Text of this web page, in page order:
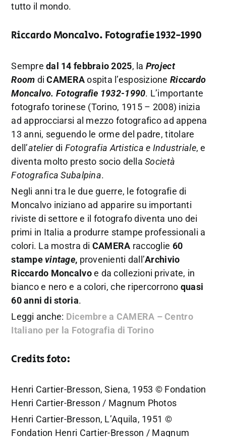
tutto il mondo.
Riccardo Moncalvo. Fotografie 1932-1990
Sempredal 14 febbraio 2025, la Project
Room diCAMERAospita l’esposizioneRiccardo
Moncalvo. Fotografie 1932-1990. L’importante
fotografo torinese (Torino, 1915 – 2008) inizia
ad approcciarsi al mezzo fotografico ad appena
13 anni, seguendo le orme del padre, titolare
dell’atelierdi Fotografia Artistica e Industriale, e
diventa molto presto socio dellaSocietà
Fotografica Subalpina.
Negli anni tra le due guerre, le fotografie di
Moncalvo iniziano ad apparire su importanti
riviste di settore e il fotografo diventa uno dei
primi in Italia a produrre stampe professionali a
colori. La mostra di CAMERA raccoglie 60
stampevintage, provenienti dall’Archivio
Riccardo Moncalvoe da collezioni private, in
bianco e nero e a colori, che ripercorrono quasi
60 anni di storia.
Leggi anche: Dicembre a CAMERA – Centro
Italiano per la Fotografia di Torino
Credits foto:
Henri Cartier-Bresson, Siena, 1953 © Fondation
Henri Cartier-Bresson / Magnum Photos
Henri Cartier-Bresson, L’Aquila, 1951 ©
Fondation Henri Cartier-Bresson / Magnum